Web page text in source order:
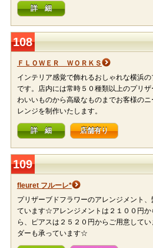
詳 細
108
ＦＬＯＷＥＲ ＷＯＲＫＳ
インテリア感覚で飾れるおしゃれな横浜
です。店内には常時５０種類以上のプリ
わいいものから高級なものまでお客様の
レンジを制作いたします。
詳 細 店舗有り
109
fleuret フルーレ*
プリザーブドフラワーのアレンジメント
ています☆アレンジメントは２１００円
ら、ピアスは２５２０円からご用意して
ダーも承っています☆